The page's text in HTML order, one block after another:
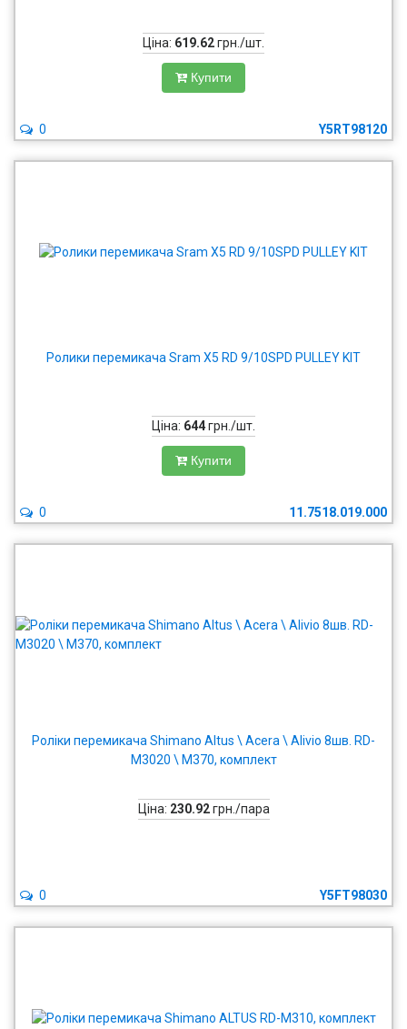
Ціна: 619.62грн./шт.
Купити
Y5RT98120
0
Ролики перемикача Sram X5 RD 9/10SPD PULLEY KIT
Ціна: 644грн./шт.
Купити
11.7518.019.000
0
Роліки перемикача Shimano Altus \ Acera \ Alivio 8шв. RD-
M3020 \ M370, комплект
Ціна: 230.92грн./пара
Y5FT98030
0